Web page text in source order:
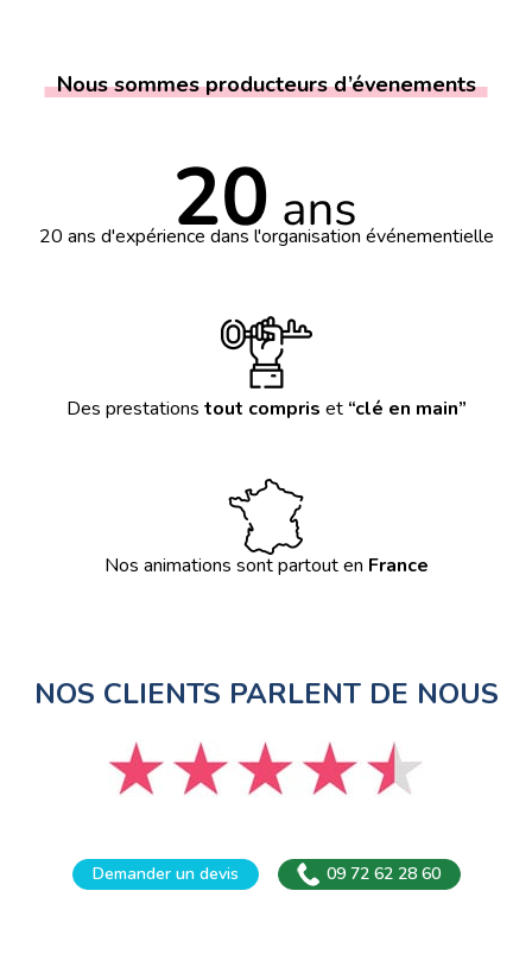
Nous sommes producteurs d’évenements
20 ans d'expérience dans l'organisation événementielle
Des prestations tout compris et “clé en main”
Nos animations sont partout en France
NOS CLIENTS PARLENT DE NOUS
Demander un devis 09 72 62 28 60